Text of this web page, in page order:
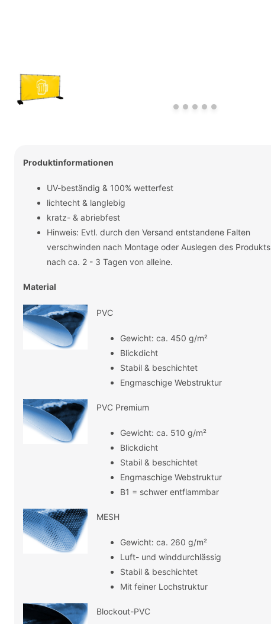
Produktinformationen
UV-beständig & 100% wetterfest
lichtecht & langlebig
kratz- & abriebfest
Hinweis: Evtl. durch den Versand entstandene Falten
verschwinden nach Montage oder Auslegen des Produkts
nach ca. 2 - 3 Tagen von alleine.
Material
PVC
Gewicht: ca. 450 g/m²
Blickdicht
Stabil & beschichtet
Engmaschige Webstruktur
PVC Premium
Gewicht: ca. 510 g/m²
Blickdicht
Stabil & beschichtet
Engmaschige Webstruktur
B1 = schwer entflammbar
MESH
Gewicht: ca. 260 g/m²
Luft- und winddurchlässig
Stabil & beschichtet
Mit feiner Lochstruktur
Blockout-PVC